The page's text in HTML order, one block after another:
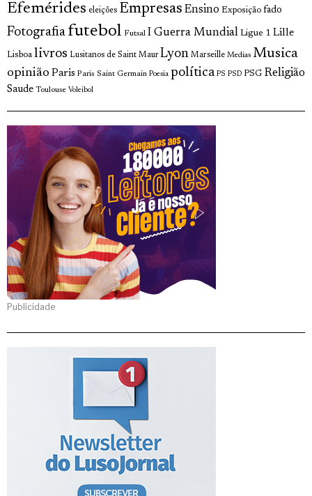
Efemérides eleições Empresas Ensino Exposição fado
Fotografia futebol Futsal I Guerra Mundial Ligue 1 Lille
Lisboa livros Lusitanos de Saint Maur Lyon Marseille Medias Musica
opinião Paris Paris Saint Germain Poesia política PS PSD PSG Religião
Saude Toulouse Voleibol
Publicidade